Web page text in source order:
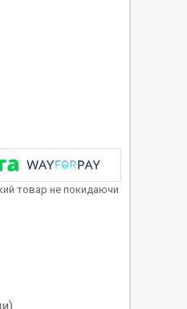
товар не покидаючи